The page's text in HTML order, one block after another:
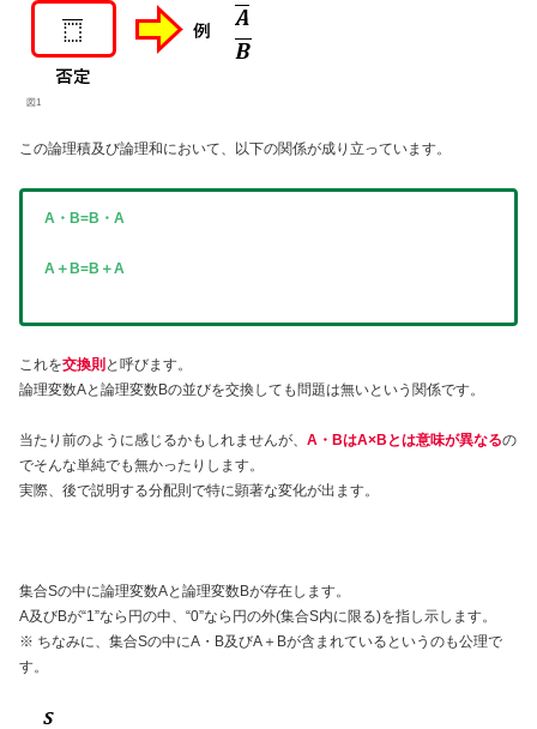
図1
この論理積及び論理和において、以下の関係が成り立っています。
A・B=B・A
A＋B=B＋A
これを交換則 と呼びます。
論理変数Aと論理変数Bの並びを交換しても問題は無いという関係です。
当たり前のように感じるかもしれませんが、 A・BはA×Bとは意味が異なるの
でそんな単純でも無かったりします。
実際、後で説明する分配則で特に顕著な変化が出ます。
集合Sの中に論理変数Aと論理変数Bが存在します。
A及びBが“1”なら円の中、“0”なら円の外(集合S内に限る)を指し示します。
※ ちなみに、集合Sの中にA・B及びA＋Bが含まれているというのも公理で
す。